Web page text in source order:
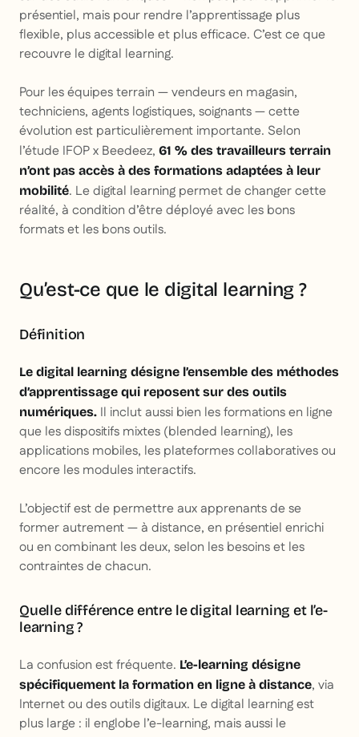
présentiel, mais pour rendre l’apprentissage plus
flexible, plus accessible et plus efficace. C’est ce que
recouvre le digital learning.
Pour les équipes terrain — vendeurs en magasin,
techniciens, agents logistiques, soignants — cette
évolution est particulièrement importante. Selon
l’étude IFOP x Beedeez, 61 % des travailleurs terrain
n’ont pas accès à des formations adaptées à leur
mobilité. Le digital learning permet de changer cette
réalité, à condition d’être déployé avec les bons
formats et les bons outils.
Qu’est-ce que le digital learning ?
Définition
Le digital learning désigne l’ensemble des méthodes
d’apprentissage qui reposent sur des outils
numériques. Il inclut aussi bien les formations en ligne
que les dispositifs mixtes (blended learning), les
applications mobiles, les plateformes collaboratives ou
encore les modules interactifs.
L’objectif est de permettre aux apprenants de se
former autrement — à distance, en présentiel enrichi
ou en combinant les deux, selon les besoins et les
contraintes de chacun.
Quelle différence entre le digital learning et l’e-
learning ?
La confusion est fréquente. L’e-learning désigne
spécifiquement la formation en ligne à distance, via
Internet ou des outils digitaux. Le digital learning est
plus large : il englobe l’e-learning, mais aussi le